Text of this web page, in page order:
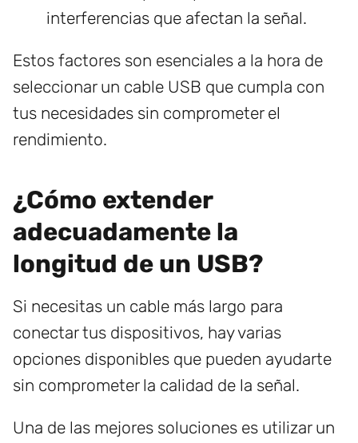
interferencias que afectan la señal.
Estos factores son esenciales a la hora de
seleccionar un cable USB que cumpla con
tus necesidades sin comprometer el
rendimiento.
¿Cómo extender
adecuadamente la
longitud de un USB?
Si necesitas un cable más largo para
conectar tus dispositivos, hay varias
opciones disponibles que pueden ayudarte
sin comprometer la calidad de la señal.
Una de las mejores soluciones es utilizar un